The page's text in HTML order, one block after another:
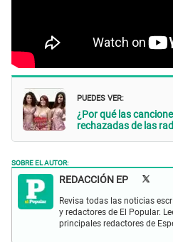
PUEDES VER:
¿Por qué las
rechazadas de las
SOBRE EL AUTOR:
REDACCIÓN EP
Revisa todas las noticias
y redactores de El Popular.
principales redactores de